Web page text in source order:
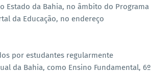
Estado da Bahia, no âmbito do Programa
da Educação, no endereço
por estudantes regularmente
da Bahia, como Ensino Fundamental, 6º